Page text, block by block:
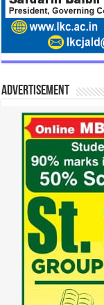
Advertisement